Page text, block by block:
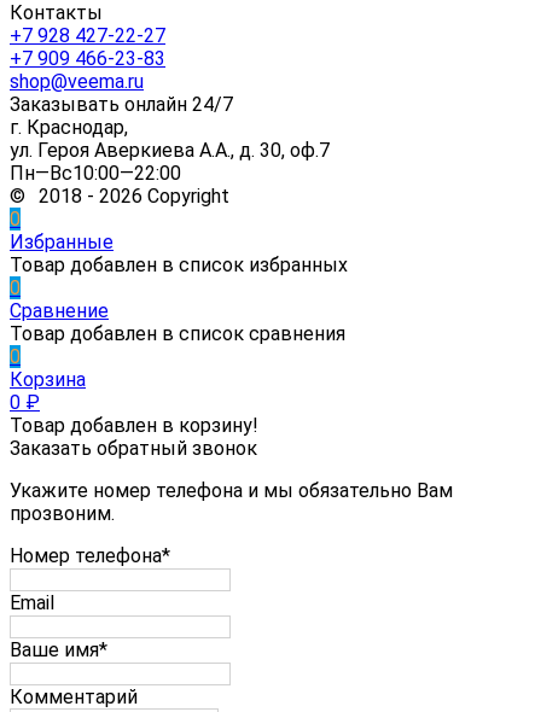
Контакты
+7 928 427-22-27
+7 909 466-23-83
shop@veema.ru
Заказывать онлайн 24/7
г. Краснодар,
ул. Героя Аверкиева А.А., д. 30, оф.7
Пн—Вс10:00—22:00
© 2018 - 2026 Copyright
0
Избранные
Товар добавлен в список избранных
0
Сравнение
Товар добавлен в список сравнения
0
Корзина
0 ₽
Товар добавлен в корзину!
Заказать обратный звонок
Укажите номер телефона и мы обязательно Вам
прозвоним.
Номер телефона*
Email
Ваше имя*
Комментарий